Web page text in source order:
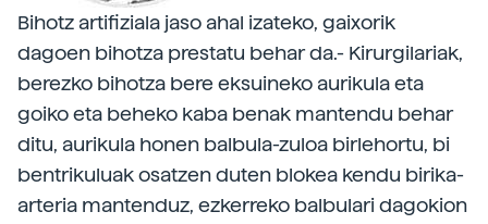
Bihotz artifiziala jaso ahal izateko, gaixorik
dagoen bihotza prestatu behar da.- Kirurgilariak,
berezko bihotza bere eksuineko aurikula eta
goiko eta beheko kaba benak mantendu behar
ditu, aurikula honen balbula-zuloa birlehortu, bi
bentrikuluak osatzen duten blokea kendu birika-
arteria mantenduz, ezkerreko balbulari dagokion